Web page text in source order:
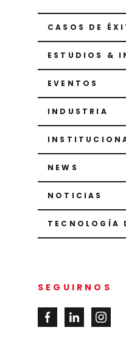
CASOS DE
ESTUDIOS &
EVENTOS
INDUSTRIA
NEWS
NOTICIAS
TECNOLOGÍA
SEGUIRNOS